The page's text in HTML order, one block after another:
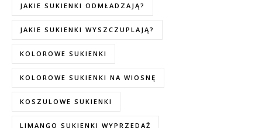
JAKIE SUKIENKI ODMŁADZAJĄ?
JAKIE SUKIENKI WYSZCZUPLAJĄ?
KOLOROWE SUKIENKI
KOLOROWE SUKIENKI NA WIOSNĘ
KOSZULOWE SUKIENKI
LIMANGO SUKIENKI WYPRZEDAŻ